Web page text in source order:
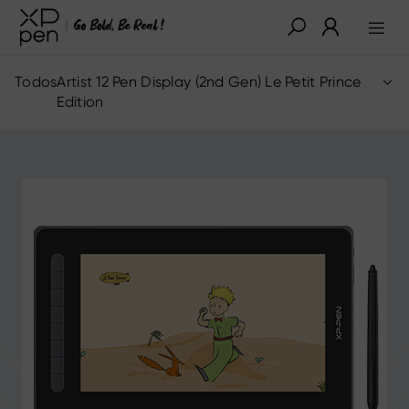
TodosArtist 12 Pen Display (2nd Gen) Le Petit Prince
Edition